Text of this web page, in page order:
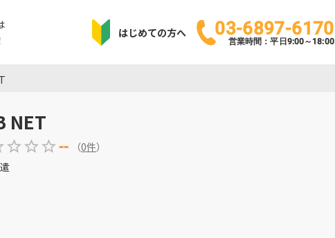
はじめての方へ 03-6897-6170
営業時間：平日9:00～18:00
NET
-- （0件）